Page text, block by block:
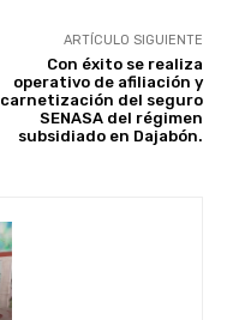
ARTÍCULO SIGUIENTE
Con éxito se realiza
operativo de afiliación y
carnetización del seguro
SENASA del régimen
subsidiado en Dajabón.